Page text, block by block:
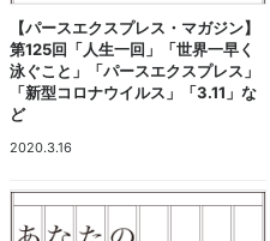
【パースエクスプレス・マガジン】
第125回「人生一回」「世界一早く
泳ぐこと」「パースエクスプレス」
「新型コロナウイルス」「3.11」な
ど
2020.3.16